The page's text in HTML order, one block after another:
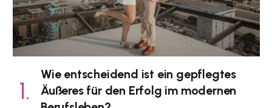
Wie entscheidend ist ein gepflegtes
Äußeres für den Erfolg im modernen